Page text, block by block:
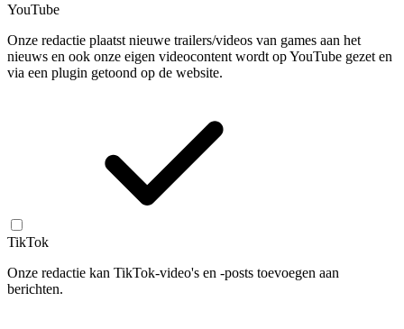
YouTube
Onze redactie plaatst nieuwe trailers/videos van games aan het
nieuws en ook onze eigen videocontent wordt op YouTube gezet en
via een plugin getoond op de website.
TikTok
Onze redactie kan TikTok-video's en -posts toevoegen aan
berichten.